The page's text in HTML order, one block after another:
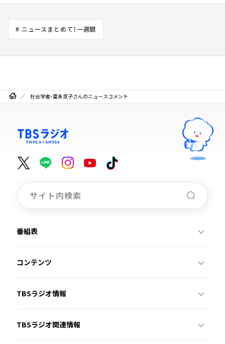
# ニュースまとめて！一週間
社会学者・富永京子さんのニュースコメント
番組表
コンテンツ
TBSラジオ情報
TBSラジオ関連情報